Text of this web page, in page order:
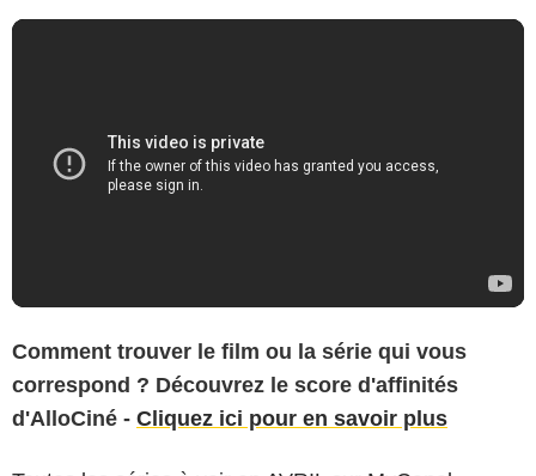
Comment trouver le film ou la série qui vous
correspond ? Découvrez le score d'affinités
d'AlloCiné - Cliquez ici pour en savoir plus